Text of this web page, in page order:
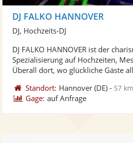
DJ FALKO HANNOVER
DJ, Hochzeits-DJ
DJ FALKO HANNOVER ist der
Spezialisierung auf Hochzeiten,
Überall dort, wo glückliche Gäste
Standort: Hannover (DE) - 57
Gage: auf Anfrage